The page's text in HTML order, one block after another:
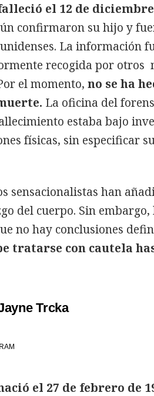
el 12 de diciembre
confirmaron su hijo y
La información
recogida por otros
el momento, no se ha
La oficina del
estaba bajo
físicas, sin especificar
sensacionalistas han
del cuerpo. Sin
no hay conclusiones
tratarse con cautela
Trcka
el 27 de febrero de